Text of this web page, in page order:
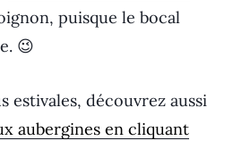
puisque le bocal
😉
estivales, découvrez aussi
aubergines en cliquant